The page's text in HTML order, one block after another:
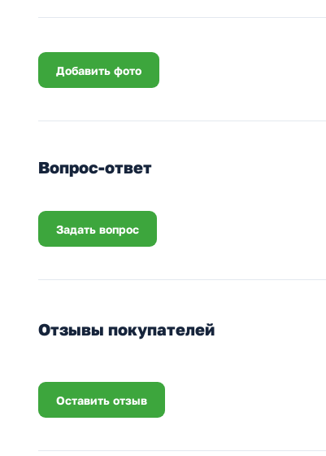
Добавить фото
Вопрос-ответ
Задать вопрос
Отзывы покупателей
Оставить отзыв